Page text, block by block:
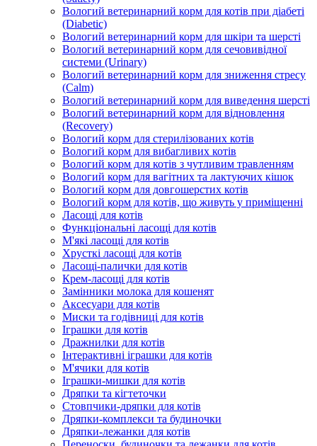
Вологий ветеринарний корм для котів при діабеті
(Diabetic)
Вологий ветеринарний корм для шкіри та шерсті
Вологий ветеринарний корм для сечовивідної
системи (Urinary)
Вологий ветеринарний корм для зниження стресу
(Calm)
Вологий ветеринарний корм для виведення шерсті
Вологий ветеринарний корм для відновлення
(Recovery)
Вологий корм для стерилізованих котів
Вологий корм для вибагливих котів
Вологий корм для котів з чутливим травленням
Вологий корм для вагітних та лактуючих кішок
Вологий корм для довгошерстих котів
Вологий корм для котів, що живуть у приміщенні
Ласощі для котів
Функціональні ласощі для котів
М'які ласощі для котів
Хрусткі ласощі для котів
Ласощі-палички для котів
Крем-ласощі для котів
Замінники молока для кошенят
Аксесуари для котів
Миски та годівниці для котів
Іграшки для котів
Дражнилки для котів
Інтерактивні іграшки для котів
М'ячики для котів
Іграшки-мишки для котів
Дряпки та кігтеточки
Стовпчики-дряпки для котів
Дряпки-комплекси та будиночки
Дряпки-лежанки для котів